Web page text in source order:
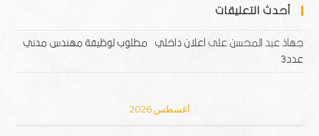
أحدث التعليقات
جهاذ عبد المحسن على اعلان داخلي – مطلوب لوظيفة مهندس مدني
عدد3
أغسطس 2026